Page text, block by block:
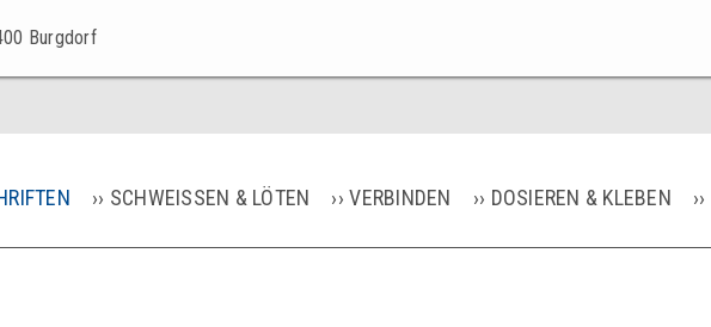
Burgdorf
SCHWEISSEN & LÖTEN VERBINDEN DOSIEREN & KLEBEN